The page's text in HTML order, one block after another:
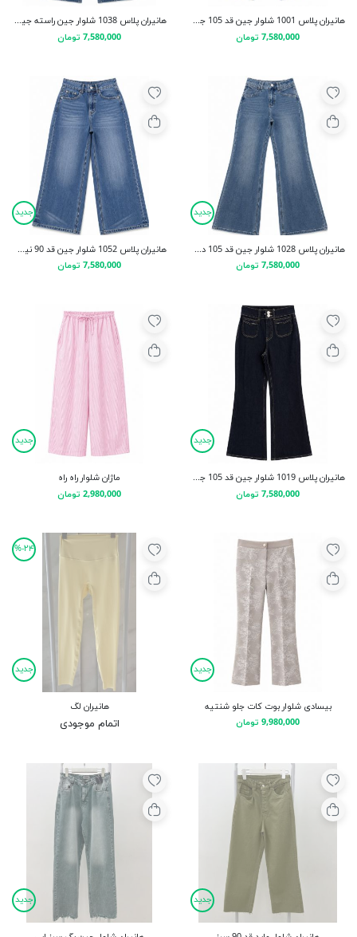
هانیران پلاس 1001 شلوار جین قد 105 جیب کج آبی
7,580,000 تومان
هانیران پلاس 1038 شلوار جین راسته جیب کج آبی روشن قد 90
7,580,000 تومان
جدید
هانیران پلاس 1028 شلوار جین قد 105 دمپا آبی جیب کج
7,580,000 تومان
جدید
هانیران پلاس 1052 شلوار جین قد 90 نیم بگ
7,580,000 تومان
جدید
هانیران پلاس 1019 شلوار جین قد 105 جیب مثلث سرمه ای
7,580,000 تومان
جدید
ماژان شلوار راه راه
2,980,000 تومان
جدید
بیسادی شلوار بوت کات جلو شنتیه
9,980,000 تومان
جدید
۲۴-%
هانیران لگ
اتمام موجودی
جدید جدید